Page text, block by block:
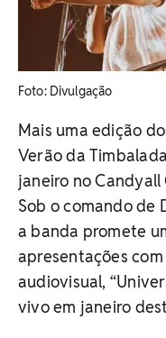
​Foto: Divulgação
Mais uma edição
Verão da
janeiro no Candyall
Sob o comando de
a banda promete
apresentações
audiovisual,
vivo em janeiro